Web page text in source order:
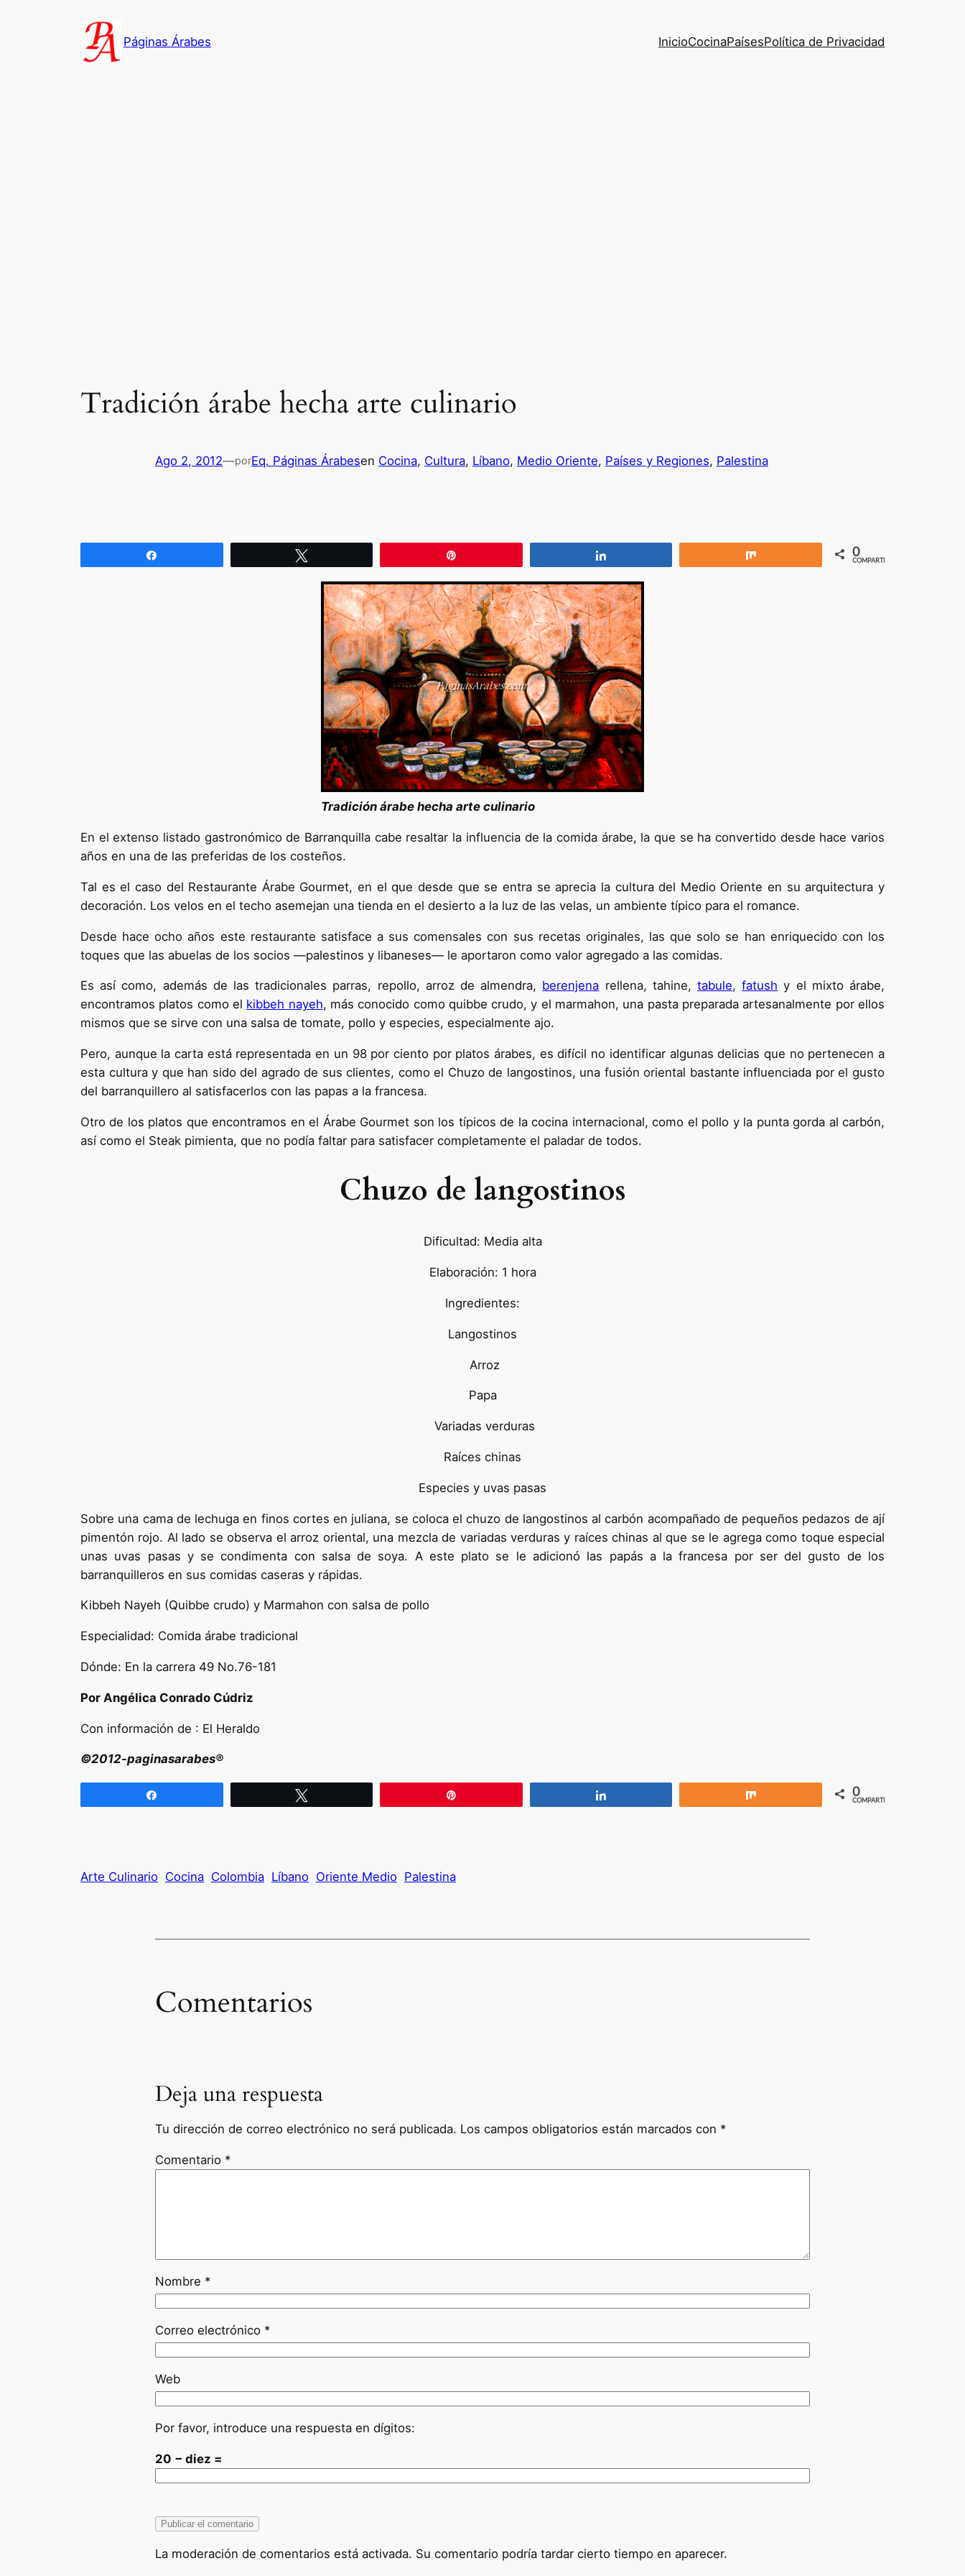
Páginas Árabes InicioCocinaPaísesPolítica de Privacidad
Tradición árabe hecha arte culinario
Ago 2, 2012—porEq. Páginas Árabesen Cocina, Cultura, Líbano, Medio Oriente, Países y Regiones, Palestina
0
COMPARTIR
Tradición árabe hecha arte culinario
En el extenso listado gastronómico de Barranquilla cabe resaltar la influencia de la comida árabe, la que se ha convertido desde hace varios
años en una de las preferidas de los costeños.
Tal es el caso del Restaurante Árabe Gourmet, en el que desde que se entra se aprecia la cultura del Medio Oriente en su arquitectura y
decoración. Los velos en el techo asemejan una tienda en el desierto a la luz de las velas, un ambiente típico para el romance.
Desde hace ocho años este restaurante satisface a sus comensales con sus recetas originales, las que solo se han enriquecido con los
toques que las abuelas de los socios —palestinos y libaneses— le aportaron como valor agregado a las comidas.
Es así como, además de las tradicionales parras, repollo, arroz de almendra, berenjena rellena, tahine,tabule,fatush y el mixto árabe,
encontramos platos como el kibbeh nayeh, más conocido como quibbe crudo, y el marmahon, una pasta preparada artesanalmente por ellos
mismos que se sirve con una salsa de tomate, pollo y especies, especialmente ajo.
Pero, aunque la carta está representada en un 98 por ciento por platos árabes, es difícil no identificar algunas delicias que no pertenecen a
esta cultura y que han sido del agrado de sus clientes, como el Chuzo de langostinos, una fusión oriental bastante influenciada por el gusto
del barranquillero al satisfacerlos con las papas a la francesa.
Otro de los platos que encontramos en el Árabe Gourmet son los típicos de la cocina internacional, como el pollo y la punta gorda al carbón,
así como el Steak pimienta, que no podía faltar para satisfacer completamente el paladar de todos.
Chuzo de langostinos
Dificultad: Media alta
Elaboración: 1 hora
Ingredientes:
Langostinos
Arroz
Papa
Variadas verduras
Raíces chinas
Especies y uvas pasas
Sobre una cama de lechuga en finos cortes en juliana, se coloca el chuzo de langostinos al carbón acompañado de pequeños pedazos de ají
pimentón rojo. Al lado se observa el arroz oriental, una mezcla de variadas verduras y raíces chinas al que se le agrega como toque especial
unas uvas pasas y se condimenta con salsa de soya. A este plato se le adicionó las papás a la francesa por ser del gusto de los
barranquilleros en sus comidas caseras y rápidas.
Kibbeh Nayeh (Quibbe crudo) y Marmahon con salsa de pollo
Especialidad: Comida árabe tradicional
Dónde: En la carrera 49 No.76-181
Por Angélica Conrado Cúdriz
Con información de : El Heraldo
©2012-paginasarabes®
0
COMPARTIR
Arte Culinario Cocina Colombia Líbano Oriente Medio Palestina
Comentarios
Deja una respuesta
Tu dirección de correo electrónico no será publicada. Los campos obligatorios están marcados con *
Comentario *
Nombre *
Correo electrónico *
Web
Por favor, introduce una respuesta en dígitos:
20 − diez =
La moderación de comentarios está activada. Su comentario podría tardar cierto tiempo en aparecer.